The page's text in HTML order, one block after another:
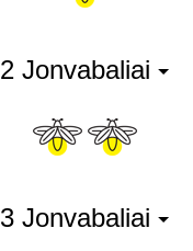
2 Jonvabaliai
3 Jonvabaliai